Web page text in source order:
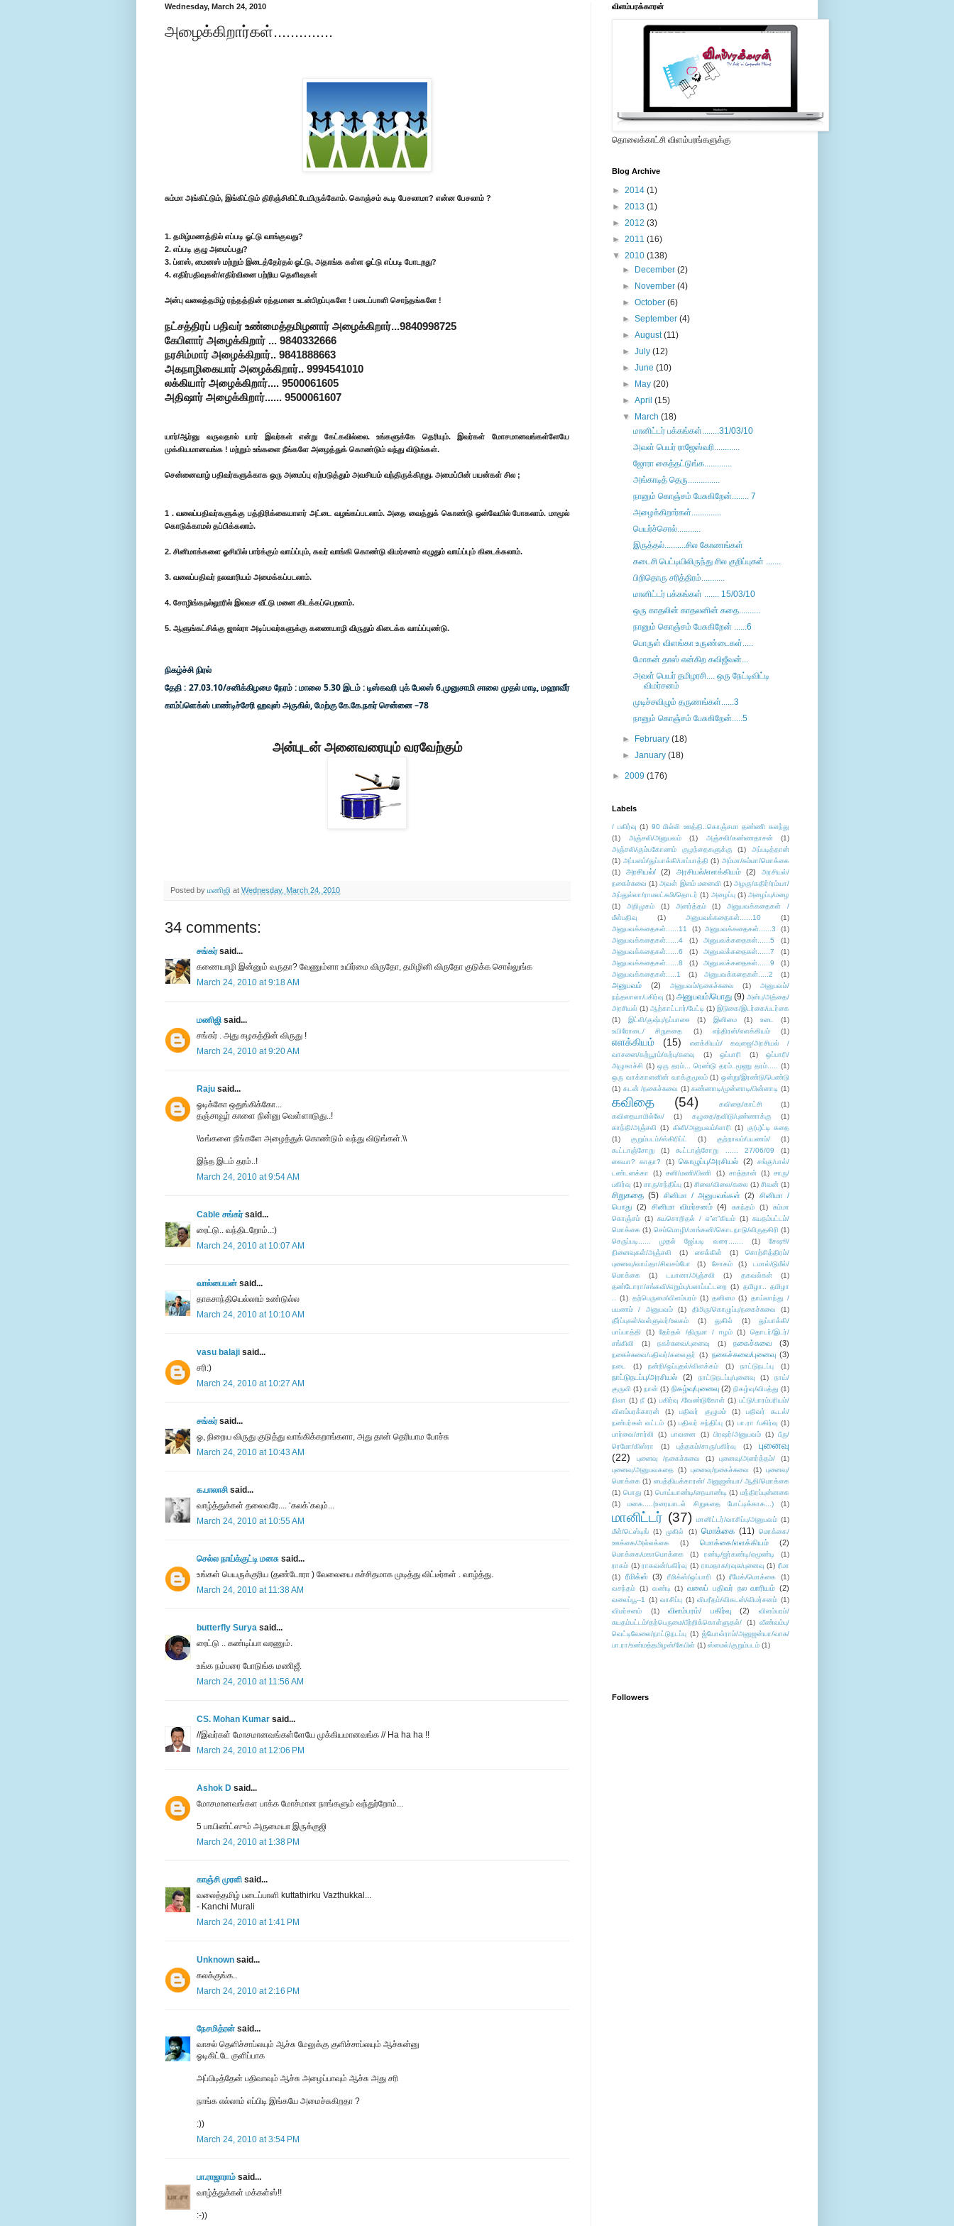
Wednesday, March 24, 2010
அழைக்கிறார்கள்..............
சும்மா அங்கிட்டும், இங்கிட்டும் திரிஞ்சிகிட்டேயிருக்கோம். கொஞ்சம் கூடி பேசலாமா? என்ன பேசலாம் ?
1. தமிழ்மணத்தில் எப்படி ஓட்டு வாங்குவது?
2. எப்படி குழு அமைப்பது?
3. ப்ளஸ், மைனஸ் மற்றும் இடைத்தேர்தல் ஓட்டு, அதாங்க கள்ள ஓட்டு எப்படி போடறது?
4. எதிர்பதிவுகள்/எதிர்வினை பற்றிய தெளிவுகள்
அன்பு வலைத்தமிழ் ரத்தத்தின் ரத்தமான உடன்பிறப்புகளே ! படைப்பாளி சொந்தங்களே !
நட்சத்திரப் பதிவர் உண்மைத்தமிழனார் அழைக்கிறார்...9840998725
கேபிளார் அழைக்கிறார் ... 9840332666
நரசிம்மார் அழைக்கிறார்.. 9841888663
அகநாழிகையார் அழைக்கிறார்.. 9994541010
லக்கியார் அழைக்கிறார்.... 9500061605
அதிஷார் அழைக்கிறார்...... 9500061607
யார்/ஆர்னு வருவதால் யார் இவர்கள் என்று கேட்கவில்லை. உங்களுக்கே தெரியும். இவர்கள் மோசமானவங்கள்ளேயே
முக்கியமானவங்க ! மற்றும் உங்களை நீங்களே அழைத்துக் கொண்டும் வந்து விடுங்கள்.
சென்னைவாழ் பதிவர்களுக்காக ஒரு அமைப்பு ஏற்படுத்தும் அவசியம் வந்திருக்கிறது. அமைப்பின் பயன்கள் சில ;
1 . வலைப்பதிவர்களுக்கு பத்திரிக்கையாளர் அட்டை வழங்கப்படலாம். அதை வைத்துக் கொண்டு ஒன்வேயில் போகலாம். மாமூல்
கொடுக்காமல் தப்பிக்கலாம்.
2. சினிமாக்களை ஓசியில் பார்க்கும் வாய்ப்பும், கவர் வாங்கி கொண்டு விமர்சனம் எழுதும் வாய்ப்பும் கிடைக்கலாம்.
3. வலைப்பதிவர் நலவாரியம் அமைக்கப்படலாம்.
4. சோழிங்கநல்லூரில் இலவச வீட்டு மனை கிடக்கப்பெறலாம்.
5. ஆளுங்கட்சிக்கு ஜால்ரா அடிப்பவர்களுக்கு கணையாழி விருதும் கிடைக்க வாய்ப்புண்டு.
நிகழ்ச்சி நிரல்
தேதி : 27.03.10/சனிக்கிழமை நேரம் : மாலை 5.30 இடம் : டிஸ்கவரி புக் பேலஸ் 6.முனுசாமி சாலை முதல் மாடி, மஹாவீர்
காம்ப்ளெக்ஸ் பாண்டிச்சேரி ஹவுஸ் அருகில், மேற்கு கே.கே.நகர் சென்னை –78
அன்புடன் அனைவரையும் வரவேற்கும்
Posted by மணிஜி at Wednesday, March 24, 2010
34 comments:
சங்கர்said...
கணையாழி இன்னும் வருதா? வேணும்னா உயிர்மை விருதோ, தமிழினி விருதோ குடுக்க சொல்லுங்க
March 24, 2010 at 9:18 AM
மணிஜி said...
சங்கர் . அது கழகத்தின் விருது !
March 24, 2010 at 9:20 AM
Raju said...
ஓடிக்கோ ஒதுங்கிக்கோ...
தஞ்சாவூர் காளை நின்னு வெள்ளாடுது..!
\\உங்களை நீங்களே அழைத்துக் கொண்டும் வந்து விடுங்கள்.\\
இந்த இடம் தரம்..!
March 24, 2010 at 9:54 AM
Cable சங்கர்said...
ரைட்டு.. வந்திடறோம்..:)
March 24, 2010 at 10:07 AM
வால்பையன் said...
தாகசாந்தியெல்லாம் உண்டுல்ல
March 24, 2010 at 10:10 AM
vasu balaji said...
சரி:)
March 24, 2010 at 10:27 AM
சங்கர்said...
ஓ, நிறைய விருது குடுத்து வாங்கிக்கறாங்களா, அது தான் தெரியாம போச்சு
March 24, 2010 at 10:43 AM
க.பாலாசி said...
வாழ்த்துக்கள் தலைவரே.... ‘கலக்’கவும்...
March 24, 2010 at 10:55 AM
செல்ல நாய்க்குட்டி மனசு said...
உங்கள் பெயருக்குரிய (தண்டோரா ) வேலையை கச்சிதமாக முடித்து விட்டீர்கள் . வாழ்த்து.
March 24, 2010 at 11:38 AM
butterfly Surya said...
ரைட்டு .. கண்டிப்பா வரணும்.
உங்க நம்பரை போடுங்க மணிஜீ.
March 24, 2010 at 11:56 AM
CS. Mohan Kumar said...
//இவர்கள் மோசமானவங்கள்ளேயே முக்கியமானவங்க // Ha ha ha !!
March 24, 2010 at 12:06 PM
Ashok D said...
மோசமானவங்கள பாக்க மோச்மான நாங்களும் வந்துர்றோம்...
5 பாயிண்ட்ஸும் அருமையா இருக்குஜி
March 24, 2010 at 1:38 PM
காஞ்சி முரளி said...
வலைத்தமிழ் படைப்பாளி kuttathirku Vazthukkal...
- Kanchi Murali
March 24, 2010 at 1:41 PM
Unknown said...
கலக்குங்க..
March 24, 2010 at 2:16 PM
நேசமித்ரன் said...
வாசல் தெளிச்சாப்லயும் ஆச்சு மேலுக்கு குளிச்சாப்லயும் ஆச்சுன்னு
ஓடிகிட்டே குளிப்பாக
அப்பிடித்தேன் பதிவாவும் ஆச்சு அழைப்பாவும் ஆச்சு அது சரி
நாங்க எல்லாம் எப்பிடி இங்கயே அமைச்சுகிறதா ?
:))
March 24, 2010 at 3:54 PM
பா.ராஜாராம் said...
வாழ்த்துக்கள் மக்கள்ஸ்!!
:-))
விளம்பரக்காரன்
தொலைக்காட்சி விளம்பரங்களுக்கு
Blog Archive
► 2014 (1)
► 2013 (1)
► 2012 (3)
► 2011 (16)
▼ 2010 (138)
►
December(2)
►
November(4)
►October(6)
►September(4)
►August(11)
►July(12)
►June(10)
►
May(20)
►April(15)
▼
March(18)
மானிட்டர் பக்கங்கள்........31/03/10
அவள் பெயர் ராஜேஸ்வரி............
ஜோரா கைத்தட்டுங்க.............
அங்காடித் தெரு...............
நானும் கொஞ்சம் பேசுகிறேன்........ 7
அழைக்கிறார்கள்..............
பெயர்ச்சொல்...........
இருத்தல்..........சில கோணங்கள்
கடைசி பெட்டியிலிருந்து சில குறிப்புகள் .......
பிறிதொரு சரித்திரம்...........
மானிட்டர் பக்கங்கள் ....... 15/03/10
ஒரு காதலின் காதலனின் கதை..........
நானும் கொஞ்சம் பேசுகிறேன் ......6
பொருள் விளங்கா உருண்டைகள்.....
மோகன் தாஸ் என்கிற கவிஜீவன்...
அவள் பெயர் தமிழரசி.... ஒரு நேட்டிவிட்டி
விமர்சனம்
முடிச்சவிழும் தருணங்கள்......3
நானும் கொஞ்சம் பேசுகிறேன்.....5
► February(18)
►January(18)
► 2009 (176)
Labels
/ பகிர்வு (1) 90 மில்லி ஊத்தி..கொஞ்சமா தண்ணி கலந்து
(1)
அஞ்சலி/அனுபவம் (1) அஞ்சலி/கண்ணதாசன்
(1)
அஞ்சலி/கும்பகோணம் குழந்தைகளுக்கு
(1)
அப்படித்தான்
(1) அப்பளம்/துப்பாக்கி/பாப்பாத்தி (1) அம்மா/சும்மா/மொக்கை
(1)
அரசியல்/ (2) அரசியல்/எளக்கியம் (2)
அரசியல்/
நகைச்சுவை (1) அவள் இளம் மனைவி (1) அழகு/கதிர்/ரம்யா/
அப்துல்லா/ராமலட்சுமி/தொடர் (1) அழைப்பு (1) அழைப்பு/மழை
(1)
அறிமுகம் (1) அனர்த்தம் (1)
அனுபவக்கதைகள் /
மீள்பதிவு
(1) அனுபவக்கதைகள்......10
(1)
அனுபவக்கதைகள்......11
(1) அனுபவக்கதைகள்......3
(1)
அனுபவக்கதைகள்......4
(1) அனுபவக்கதைகள்......5
(1)
அனுபவக்கதைகள்......6
(1) அனுபவக்கதைகள்......7
(1)
அனுபவக்கதைகள்......8
(1) அனுபவக்கதைகள்......9
(1)
அனுபவக்கதைகள்.....1
(1) அனுபவக்கதைகள்.....2 (1)
அனுபவம் (2) அனுபவம்/நகைச்சுவை (1)
அனுபவம்/
நந்தலாலா/பகிர்வு (1) அனுபவம்/பொது (9) அன்பு/அத்தை/
அரசியல் (1) ஆற்காட்டார்/பேட்டி (1) இடுகை/இடர்கை/படர்கை
(1)
இட்லி/குஷ்பு/நப்பாசை (1) இனிமை (1) உடை
(1)
உயிரோடை/ சிறுகதை
(1) எந்திரன்/எளக்கியம் (1)
எளக்கியம் (15)
எளக்கியம்/ கவுஜை/அரசியல் /
வாசனை/கற்பூரம்/கற்பு/களவு
(1) ஒப்பாரி (1)
ஒப்பாரி/
அழுகாச்சி (1) ஒரு தரம்... ரெண்டு தரம்..மூணு தரம்..... (1)
ஒரு வாக்காளனின் வாக்குமூலம் (1) ஒன்று/இரண்டு/பெண்டு
(1) கடன் /நகைச்சுவை (1) கண்ணாடி/முன்னாடி/பின்னாடி (1)
கவிதை (54) கவிதை/காட்சி
(1)
கவிதையாமில்லே/
(1) கழுதை/தவிடு/புண்ணாக்கு
(1)
காந்தி/அஞ்சலி (1) கிளி/அனுபவம்/லாரி (1) கு(பு)ட்டி கதை
(1)
குறும்படம்/ஸ்கிரிப்ட் (1) குற்றாலம்/பயணம்/
(1)
கூட்டாஞ்சோறு
(1) கூட்டாஞ்சோறு ...... 27/06/09
(1)
கையா? காதா?
(1) கொழுப்பு/அரசியல் (2)
சங்கு/பால்/
டண்டனக்கா
(1) சனி/மணி/பிணி (1) சாத்தான் (1) சாரு/
பகிர்வு (1) சாரு/சந்திப்பு (1) சிலை/விலை/கலை (1) சிவன் (1)
சிறுகதை (5) சினிமா / அனுபவங்கள் (2)
சினிமா /
பொது (2) சினிமா விமர்சனம் (4) சுகந்தம் (1)
சும்மா
கொஞ்சம் (1) சுயசொறிதல் / எ”ள”கியம் (1) சுயதம்பட்டம்/
மொக்கை (1) செம்மொழி/மாங்கனி/கொடநாடு/விருதகிரி (1)
செருப்படி...... முதல் ஜேப்படி வரை.......
(1)
சேஷூ/
நினைவுகள்/அஞ்சலி
(1) சைக்கிள் (1)
சொற்சித்திரம்/
புனைவு/வாய்தா/சிவசம்போ
(1) சோகம் (1)
டமால்/டுமீல்/
மொக்கை
(1) டயானா/அஞ்சலி (1) தகவல்கள்
(1)
தண்டோரா/சங்கவி/எறும்பு/பலாப்பட்டறை (1) தமிழா.. தமிழா
.. (1) தற்பெருமை/விளம்பரம் (1) தனிமை (1) தாய்லாந்து /
பயணம் / அனுபவம்
(1) திமிரு/கொழுப்பு/நகைச்சுவை
(1)
தீர்ப்புகள்/வள்ளுவர்/உலகம்
(1) துகில் (1)
துப்பாக்கி/
பாப்பாத்தி
(1) தேர்தல் /திருமா / ஈழம் (1)
தொடர்/இடர்/
சங்கிலி
(1) நகச்சுவை/புனைவு (1) நகைச்சுவை (3)
நகைச்சுவை/பதிவர்/கலைஞர் (1) நகைச்சுவை/புனைவு (3)
நடை (1) நன்றி/ஒப்புதல்/விளக்கம் (1) நாட்டுநடப்பு (1)
நாட்டுநடப்பு/அரசியல் (2) நாட்டுநடப்பு/புனைவு (1)
நாய்/
குருவி (1) நான் (1) நிகழ்வு/புனைவு (2) நிகழ்வு/விபத்து (1)
நிலா (1) நீ (1) பகிர்வு /வேண்டுகோள் (1) பட்டு/பாரம்பரியம்/
விளம்பரக்காரன்
(1) பதிவர் குழுமம் (1)
பதிவர் கூடல்/
நண்பர்கள் வட்டம் (1) பதிவர் சந்திப்பு (1) பா.ரா /பகிர்வு (1)
பார்வை/சார்லி
(1) பாவனை (1) பிரஷர்/அனுபவம் (1) பீரு/
ரெமோ/கிஸ்ரா
(1) புத்தகம்/சாரு/பகிர்வு (1)
புனைவு
(22)
புனைவு /நகைச்சுவை (1) புனைவு/அனர்த்தம்/
(1)
புனைவு/அனுபவகதை (1) புனைவு/நகைச்சுவை (1) புனைவு/
மொக்கை (1) பைத்தியக்காரன்/ அனுஜன்யா/ ஆதி/மொக்கை
(1) பொது (1) பொய்யாண்டி/நையாண்டி (1) மந்திரப்புன்னகை
(1)
மனசு.....(உரையாடல் சிறுகதை போட்டிக்காக...) (1)
மானிட்டர் (37) மானிட்டர்/வாசிப்பு/அனுபவம் (1)
மீள்/டெஸ்டிங் (1) முகில் (1) மொக்கை (11) மொக்கை/
ஊக்கை/அல்லக்கை
(1) மொக்கை/எளக்கியம் (2)
மொக்கை/மகாமொக்கை (1) ரண்டி/ஜர்கண்டி/ஏமூண்டி
(1)
ராகம் (1) ராகவன்/பகிர்வு (1) ராமதாசு/ரவுசு/புனைவு (1) ரீமா
(1)
ரீமிக்ஸ் (3) ரீமிக்ஸ்/ஒப்பாரி (1) ரீமேக்/மொக்கை
(1)
வசந்தம் (1) வண்டி (1) வலைப் பதிவர் நல வாரியம் (2)
வலைப்பூ--1 (1) வாசிப்பு (1) விபரீதம்/விகடன்/விமர்சனம் (1)
விமர்சனம்
(1) விளம்பரம்/ பகிர்வு (2)
விளம்பரம்/
சுயதம்பட்டம்/தற்பெருமை/பீற்றிக்கொள்ளுதல்/
(1) வீண்வம்பு/
வெட்டிவேலை/நாட்டுநடப்பு (1) ஜ்யோவ்ராம்/அனுஜன்யா/வாசு/
பா.ரா/உண்மத்தமிழன்/கேபிள் (1) ஸ்மைல்/குறும்படம் (1)
Followers